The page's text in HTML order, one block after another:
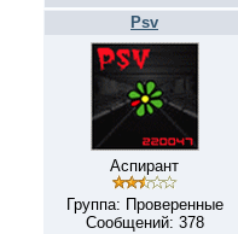
Psv
Аспирант
Группа: Проверенные
Сообщений: 378